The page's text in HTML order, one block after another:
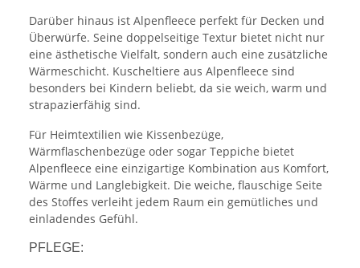
Darüber hinaus ist Alpenfleece perfekt für Decken und
Überwürfe. Seine doppelseitige Textur bietet nicht nur
eine ästhetische Vielfalt, sondern auch eine zusätzliche
Wärmeschicht. Kuscheltiere aus Alpenfleece sind
besonders bei Kindern beliebt, da sie weich, warm und
strapazierfähig sind.
Für Heimtextilien wie Kissenbezüge,
Wärmflaschenbezüge oder sogar Teppiche bietet
Alpenfleece eine einzigartige Kombination aus Komfort,
Wärme und Langlebigkeit. Die weiche, flauschige Seite
des Stoffes verleiht jedem Raum ein gemütliches und
einladendes Gefühl.
PFLEGE: